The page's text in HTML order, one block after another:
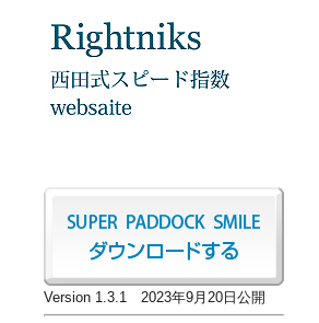
Version 1.3.1 2023年9月20日公開